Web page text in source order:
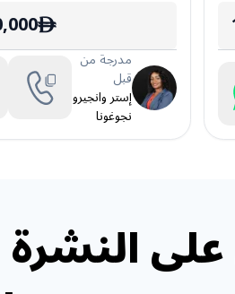
ê
مدرجة من
قبل
إستر وانجيرو
نجوغونا
النشرة